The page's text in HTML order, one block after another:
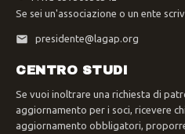
Se sei un'associazione o un ente
presidente@lagap.org
CENTRO STUDI
Se vuoi inoltrare una richiesta di
aggiornamento per i soci, ricevere
aggiornamento obbligatori,